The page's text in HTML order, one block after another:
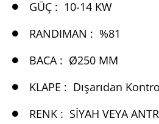
GÜÇ : 10-14 KW
RANDIMAN : %81
BACA : Ø250 MM
KLAPE : Dışarıdan
RENK : SIYAH VEYA